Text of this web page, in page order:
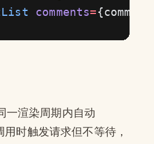
comments=
一渲染周期内自动
时触发请求但不等待，